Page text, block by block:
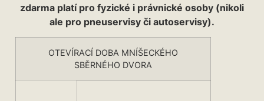
zdarma platí pro fyzické i právnické osoby (nikoli
ale pro pneuservisy či autoservisy).
OTEVÍRACÍ DOBA MNÍŠECKÉHO
SBĚRNÉHO DVORA